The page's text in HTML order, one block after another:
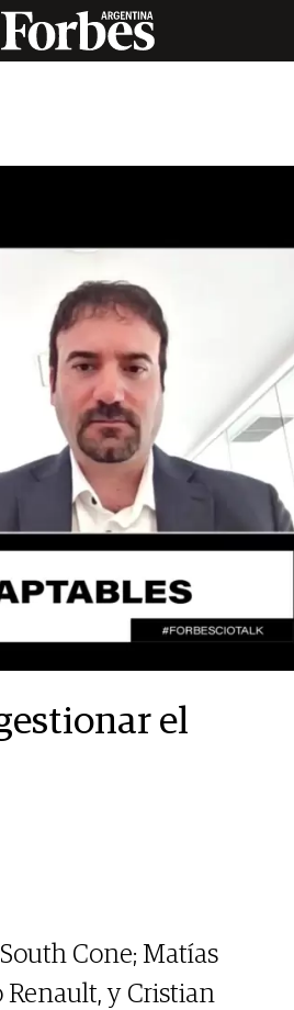
el
Cone; Matías
Renault, y Cristian